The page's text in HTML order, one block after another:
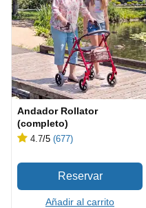
Andador Rollator
(completo)
4.7/5 (677)
Añadir al carrito